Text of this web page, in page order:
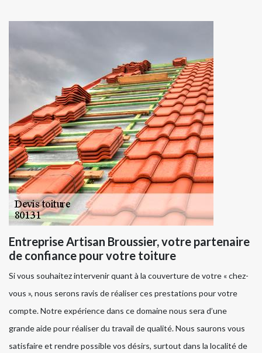
Entreprise Artisan Broussier, votre partenaire
de confiance pour votre toiture
Si vous souhaitez intervenir quant à la couverture de votre « chez-
vous », nous serons ravis de réaliser ces prestations pour votre
compte. Notre expérience dans ce domaine nous sera d’une
grande aide pour réaliser du travail de qualité. Nous saurons vous
satisfaire et rendre possible vos désirs, surtout dans la localité de